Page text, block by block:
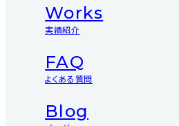
Works
実績紹介
FAQ
よくある質問
Blog